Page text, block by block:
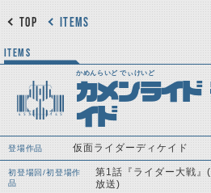
ITEMS
TOP
ITEMS
かめんらいど でぃけいど
カメンライド
イド
登場作品 仮面ライダーディケイド
初登場回/初登場作
品
第1話『ライダー大戦』
放送)